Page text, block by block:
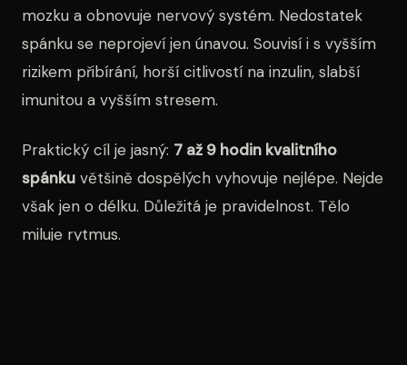
mozku a obnovuje nervový systém. Nedostatek
spánku se neprojeví jen únavou. Souvisí i s vyšším
rizikem přibírání, horší citlivostí na inzulin, slabší
imunitou a vyšším stresem.
Praktický cíl je jasný: 7 až 9 hodin kvalitního
spánku většině dospělých vyhovuje nejlépe. Nejde
však jen o délku. Důležitá je pravidelnost. Tělo
miluje rytmus.